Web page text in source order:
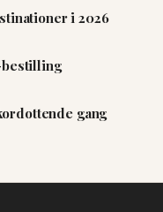
i 2026
bestilling
gang